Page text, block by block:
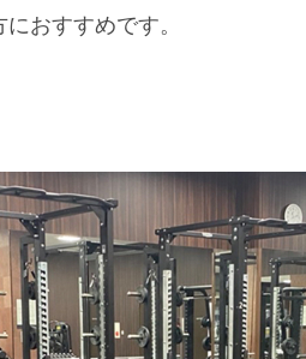
おすすめです。